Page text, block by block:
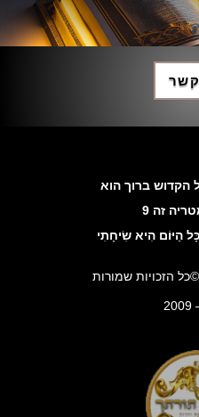
זה 9
הַיּוֹם הִיא שִׂיחָתִי
2009